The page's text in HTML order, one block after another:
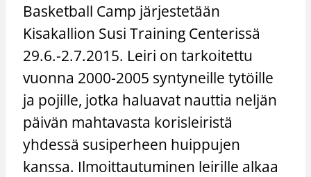
Basketball Camp järjestetään
Kisakallion Susi Training Centerissä
29.6.-2.7.2015. Leiri on tarkoitettu
vuonna 2000-2005 syntyneille tytöille
ja pojille, jotka haluavat nauttia neljän
päivän mahtavasta korisleiristä
yhdessä susiperheen huippujen
kanssa. Ilmoittautuminen leirille alkaa